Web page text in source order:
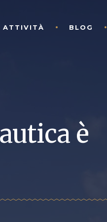
ATTIVITÀ BLOG
è